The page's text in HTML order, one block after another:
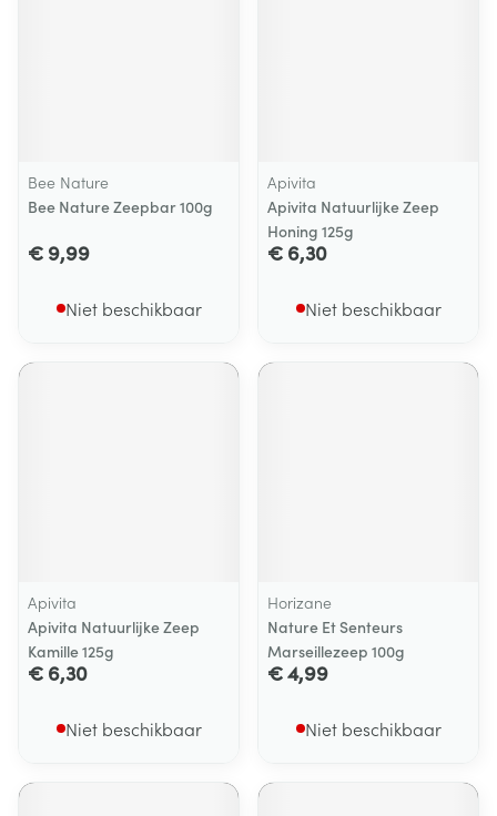
Bee Nature
Bee Nature Zeepbar 100g
€ 9,99
Niet beschikbaar
Apivita
Apivita Natuurlijke Zeep
Honing 125g
€ 6,30
Niet beschikbaar
Apivita
Apivita Natuurlijke Zeep
Kamille 125g
€ 6,30
Niet beschikbaar
Horizane
Nature Et Senteurs
Marseillezeep 100g
€ 4,99
Niet beschikbaar